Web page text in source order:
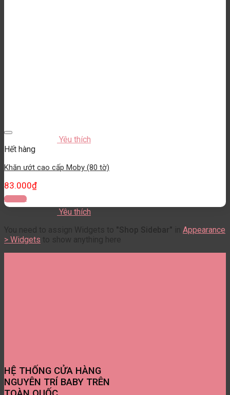
Yêu thích
Hết hàng
Khăn ướt cao cấp Moby (80 tờ)
83.000₫
Đọc tiếp
Yêu thích
You need to assign Widgets to
"Shop Sidebar"
Appearance
> Widgets to show anything here
HỆ THỐNG CỬA HÀNG
NGUYÊN TRÍ BABY TRÊN